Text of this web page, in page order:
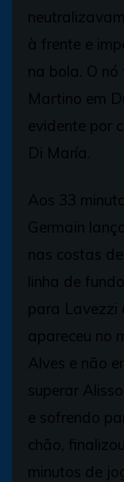
à frente e
na bola. O
Martino em
evidente por
Di María.
Aos 33
Germain
nas costas
linha de
para Lavezzi
apareceu no
Alves e não
superar
e sofrendo
chão,
minutos de